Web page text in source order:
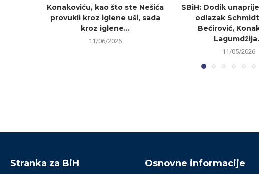
Konakoviću, kao što ste Nešića
provukli kroz iglene uši, sada
kroz iglene...
11/06/2026
SBiH: Dodik
odlazak
Bećirović,
11/05/2026
Stranka za BiH Osnovne informacije